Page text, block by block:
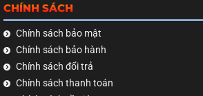
CHÍNH SÁCH
Chính sách bảo mật
Chính sách bảo hành
Chính sách đổi trả
Chính sách thanh toán